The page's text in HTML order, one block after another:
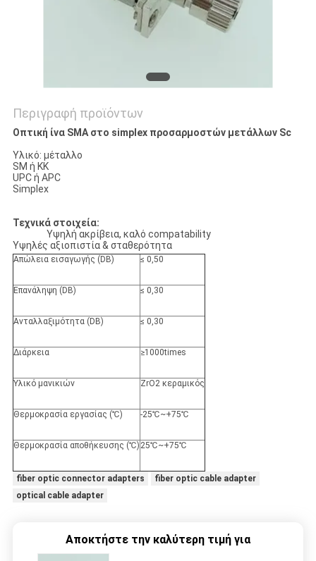
Περιγραφή προϊόντων
Οπτική ίνα SMA στο simplex προσαρμοστών μετάλλων Sc
Υλικό: μέταλλο
SM ή ΚΚ
UPC ή APC
Simplex
Τεχνικά στοιχεία:
Υψηλή ακρίβεια, καλό compatability
Υψηλές αξιοπιστία & σταθερότητα
Απώλεια εισαγωγής (DB) ≤ 0,50
Επανάληψη (DB) ≤ 0,30
Ανταλλαξιμότητα (DB) ≤ 0,30
Διάρκεια ≥1000times
Υλικό μανικιών ZrO2 κεραμικός
Θερμοκρασία εργασίας (℃) -25℃~+75℃
Θερμοκρασία αποθήκευσης (℃) 25℃~+75℃
fiber optic connector adapters
fiber optic cable adapter
optical cable adapter
Αποκτήστε την καλύτερη τιμή για